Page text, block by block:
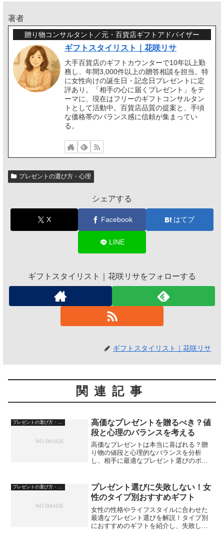
著者
贈り物コンサルタント／元・百貨店ギフトアドバイザー
ギフトスタイリスト｜花咲リサ
大手百貨店のギフトカウンターで10年以上勤
務し、年間3,000件以上の贈答相談を担当。特
に女性向けの誕生日・記念日プレゼントに定
評あり。「相手の心に届くプレゼント」をテ
ーマに、現在はフリーのギフトコンサルタン
トとして活動中。百貨店品質の提案と、手頃
な価格帯のバランス感に信頼が集まってい
る。
プレゼントの選び方・心理
シェアする
X Facebook はてブ
LINE
ギフトスタイリスト｜花咲リサをフォローする
ギフトスタイリスト｜花咲リサ
関連記事
高価なプレゼントを贈るべき？値
段と心理のバランスを考える
高価なプレゼントは本当に喜ばれる？贈
り物の値段と心理的なバランスを分析
し、相手に最適なプレゼント選びのポイ
プレゼントの選び方・心理
プレゼント選びに失敗しない！女
性のタイプ別おすすめギフト
女性の性格やライフスタイルに合わせた
最適なプレゼント選びを解説！タイプ別
におすすめのギフトを紹介し、失敗しな